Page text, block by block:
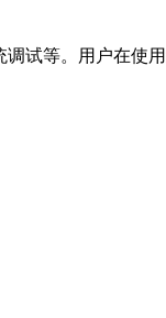
试等。用户在使